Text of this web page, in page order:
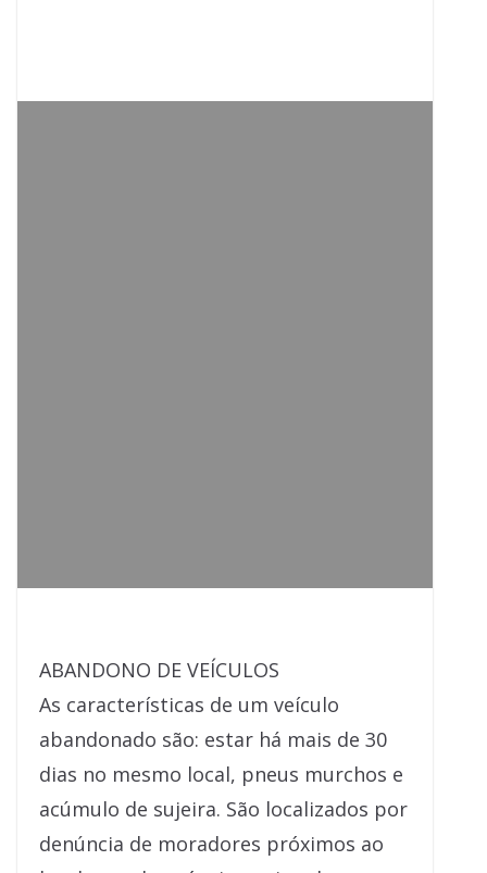
ABANDONO DE VEÍCULOS
As características de um veículo
abandonado são: estar há mais de 30
dias no mesmo local, pneus murchos e
acúmulo de sujeira. São localizados por
denúncia de moradores próximos ao